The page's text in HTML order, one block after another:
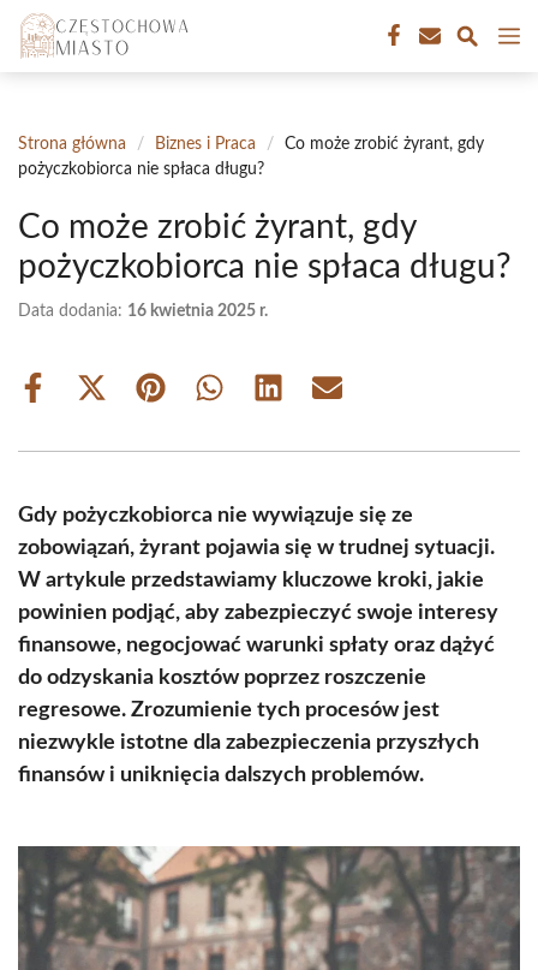
Przejdź
treści
Strona główna / Biznes i Praca /
Co może zrobić żyrant, gdy
pożyczkobiorca nie spłaca długu?
Co może zrobić żyrant, gdy
pożyczkobiorca nie spłaca długu?
Data dodania: 16 kwietnia 2025 r.
Share
Share
(Twitter)
Share Share Share Share
Gdy pożyczkobiorca nie wywiązuje się ze
zobowiązań, żyrant pojawia się w trudnej sytuacji.
W artykule przedstawiamy kluczowe kroki, jakie
powinien podjąć, aby zabezpieczyć swoje interesy
finansowe, negocjować warunki spłaty oraz dążyć
do odzyskania kosztów poprzez roszczenie
regresowe. Zrozumienie tych procesów jest
niezwykle istotne dla zabezpieczenia przyszłych
finansów i uniknięcia dalszych problemów.